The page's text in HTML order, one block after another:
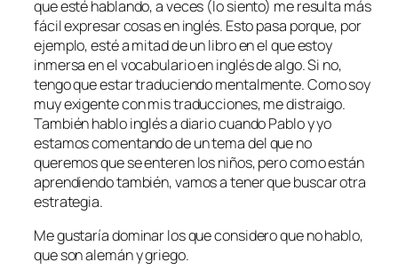
que esté hablando, a veces (lo siento) me resulta más
fácil expresar cosas en inglés. Esto pasa porque, por
ejemplo, esté a mitad de un libro en el que estoy
inmersa en el vocabulario en inglés de algo. Si no,
tengo que estar traduciendo mentalmente. Como soy
muy exigente con mis traducciones, me distraigo.
También hablo inglés a diario cuando Pablo y yo
estamos comentando de un tema del que no
queremos que se enteren los niños, pero como están
aprendiendo también, vamos a tener que buscar otra
estrategia.
Me gustaría dominar los que considero que no hablo,
que son alemán y griego.